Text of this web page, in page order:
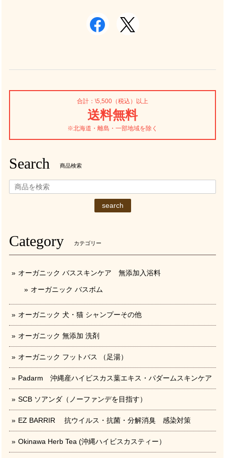
合計：\5,500（税込）以上
送料無料
※北海道・離島・一部地域を除く
Search 商品検索
search
Category カテゴリー
オーガニック バススキンケア 無添加入浴料
オーガニック バスボム
オーガニック 犬・猫 シャンプーその他
オーガニック 無添加 洗剤
オーガニック フットバス （足湯）
Padarm 沖縄産ハイビスカス葉エキス・パダームスキンケア
SCB ソアンダ（ノーファンデを目指す）
EZ BARRIR 抗ウイルス・抗菌・分解消臭 感染対策
Okinawa Herb Tea (沖縄ハイビスカスティー）